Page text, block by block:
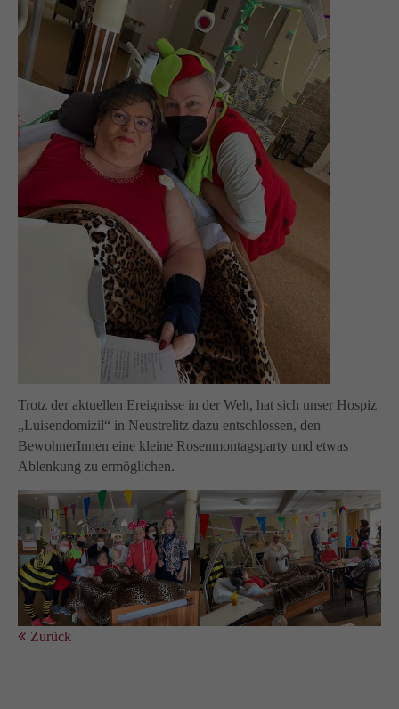
About us
Lorem ipsum dolor sit amet, consectetuer adipiscing
elit.
Aenean commodo ligula eget dolor. Aenean massa.
Cum sociis natoque penatibus et magnis dis parturient
montes, nascetur ridiculus mus. Donec quam felis,
ultricies nec.
Trotz der aktuellen Ereignisse in der Welt, hat sich unser Hospiz
„Luisendomizil“ in Neustrelitz dazu entschlossen, den
BewohnerInnen eine kleine Rosenmontagsparty und etwas
Ablenkung zu ermöglichen.
Zurück